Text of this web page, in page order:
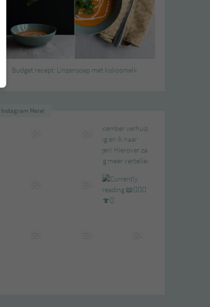
Budget recept: Linzensoep met kokosmelk
Instagram Merel